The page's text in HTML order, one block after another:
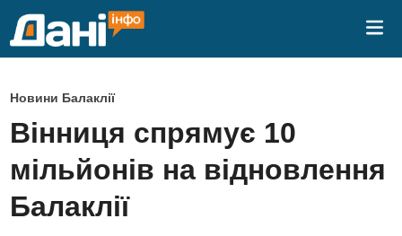
P
o
s
e
d
Новини Балаклії
Вінниця спрямує 10
мільйонів на відновлення
Балаклії